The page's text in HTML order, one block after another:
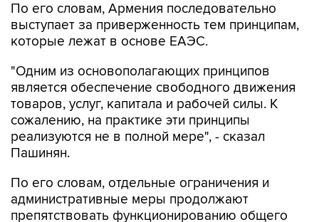
По его словам, Армения последовательно
выступает за приверженность тем принципам,
которые лежат в основе ЕАЭС.
"Одним из основополагающих принципов
является обеспечение свободного движения
товаров, услуг, капитала и рабочей силы. К
сожалению, на практике эти принципы
реализуются не в полной мере", - сказал
Пашинян.
По его словам, отдельные ограничения и
административные меры продолжают
препятствовать функционированию общего